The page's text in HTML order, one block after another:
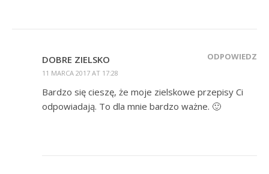
DOBRE ZIELSKO
11 MARCA 2017 AT 17:28
ODPOWIEDZ
Bardzo się cieszę, że moje zielskowe przepisy Ci
odpowiadają. To dla mnie bardzo ważne. 🙂